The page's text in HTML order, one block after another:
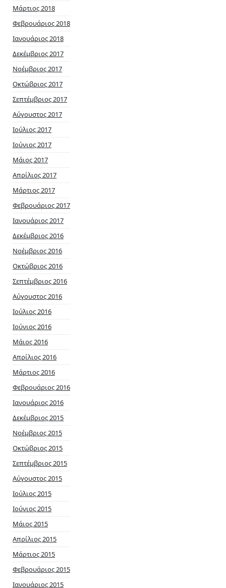
Μάρτιος 2018
Φεβρουάριος 2018
Ιανουάριος 2018
Δεκέμβριος 2017
Νοέμβριος 2017
Οκτώβριος 2017
Σεπτέμβριος 2017
Αύγουστος 2017
Ιούλιος 2017
Ιούνιος 2017
Μάιος 2017
Απρίλιος 2017
Μάρτιος 2017
Φεβρουάριος 2017
Ιανουάριος 2017
Δεκέμβριος 2016
Νοέμβριος 2016
Οκτώβριος 2016
Σεπτέμβριος 2016
Αύγουστος 2016
Ιούλιος 2016
Ιούνιος 2016
Μάιος 2016
Απρίλιος 2016
Μάρτιος 2016
Φεβρουάριος 2016
Ιανουάριος 2016
Δεκέμβριος 2015
Νοέμβριος 2015
Οκτώβριος 2015
Σεπτέμβριος 2015
Αύγουστος 2015
Ιούλιος 2015
Ιούνιος 2015
Μάιος 2015
Απρίλιος 2015
Μάρτιος 2015
Φεβρουάριος 2015
Ιανουάριος 2015